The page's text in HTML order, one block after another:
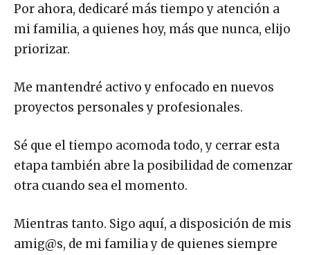
Por ahora, dedicaré más tiempo y atención a
mi familia, a quienes hoy, más que nunca, elijo
priorizar.
Me mantendré activo y enfocado en nuevos
proyectos personales y profesionales.
Sé que el tiempo acomoda todo, y cerrar esta
etapa también abre la posibilidad de comenzar
otra cuando sea el momento.
Mientras tanto. Sigo aquí, a disposición de mis
amig@s, de mi familia y de quienes siempre